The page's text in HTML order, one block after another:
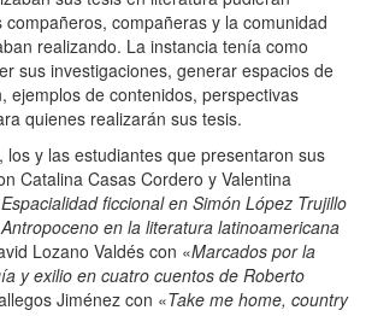
compañeras y la comunidad
realizando. La instancia tenía como
sus investigaciones, generar espacios de
ejemplos de contenidos, perspectivas
quienes realizarán sus tesis.
los y las estudiantes que presentaron sus
Catalina Casas Cordero y Valentina
Espacialidad ficcional en Simón López Trujillo
en la literatura latinoamericana
Lozano Valdés con «Marcados por la
y exilio en cuatro cuentos de Roberto
Jiménez con «Take me home, country